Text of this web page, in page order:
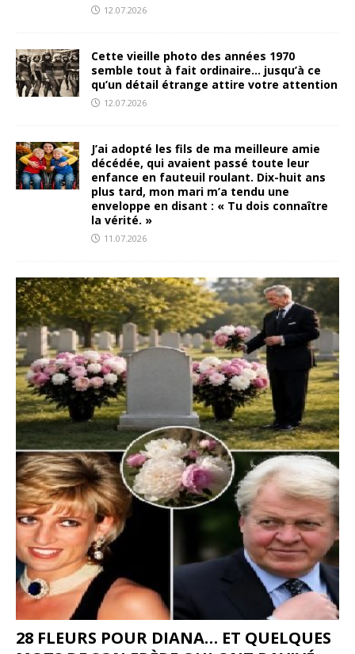
12.07.2026
Cette vieille photo des années 1970
semble tout à fait ordinaire… jusqu’à ce
qu’un détail étrange attire votre attention
12.07.2026
J’ai adopté les fils de ma meilleure amie
décédée, qui avaient passé toute leur
enfance en fauteuil roulant. Dix-huit ans
plus tard, mon mari m’a tendu une
enveloppe en disant : « Tu dois connaître
la vérité. »
11.07.2026
28 FLEURS POUR DIANA… ET QUELQUES